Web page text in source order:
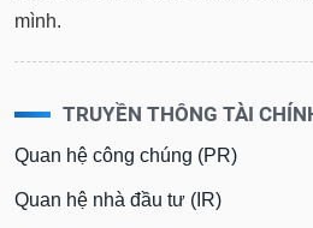
mình.
TRUYỀN THÔNG TÀI
Quan hệ công chúng (PR)
Quan hệ nhà đầu tư (IR)